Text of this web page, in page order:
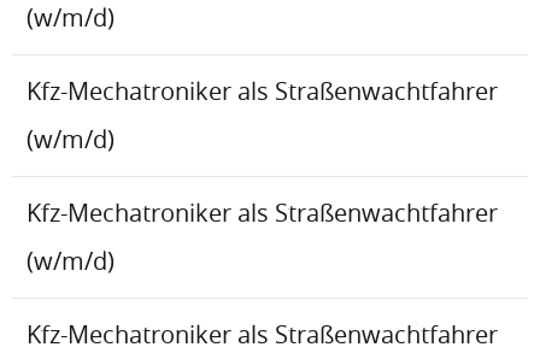
(w/m/d)
Kfz-Mechatroniker als Straßenwachtfahrer
(w/m/d)
Kfz-Mechatroniker als Straßenwachtfahrer
(w/m/d)
Kfz-Mechatroniker als Straßenwachtfahrer